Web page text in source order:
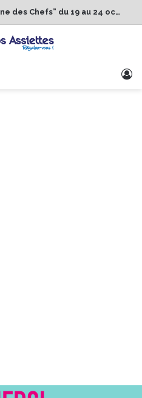
1er Édition de “La Semaine des Chefs” du 19 au 24 octobre 2026